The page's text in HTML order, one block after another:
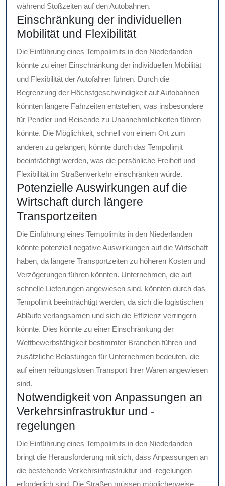
während Stoßzeiten auf den Autobahnen.
Einschränkung der individuellen
Mobilität und Flexibilität
Die Einführung eines Tempolimits in den Niederlanden
könnte zu einer Einschränkung der individuellen Mobilität
und Flexibilität der Autofahrer führen. Durch die
Begrenzung der Höchstgeschwindigkeit auf Autobahnen
könnten längere Fahrzeiten entstehen, was insbesondere
für Pendler und Reisende zu Unannehmlichkeiten führen
könnte. Die Möglichkeit, schnell von einem Ort zum
anderen zu gelangen, könnte durch das Tempolimit
beeinträchtigt werden, was die persönliche Freiheit und
Flexibilität im Straßenverkehr einschränken würde.
Potenzielle Auswirkungen auf die
Wirtschaft durch längere
Transportzeiten
Die Einführung eines Tempolimits in den Niederlanden
könnte potenziell negative Auswirkungen auf die Wirtschaft
haben, da längere Transportzeiten zu höheren Kosten und
Verzögerungen führen könnten. Unternehmen, die auf
schnelle Lieferungen angewiesen sind, könnten durch das
Tempolimit beeinträchtigt werden, da sich die logistischen
Abläufe verlangsamen und sich die Effizienz verringern
könnte. Dies könnte zu einer Einschränkung der
Wettbewerbsfähigkeit bestimmter Branchen führen und
zusätzliche Belastungen für Unternehmen bedeuten, die
auf einen reibungslosen Transport ihrer Waren angewiesen
sind.
Notwendigkeit von Anpassungen an
Verkehrsinfrastruktur und -
regelungen
Die Einführung eines Tempolimits in den Niederlanden
bringt die Herausforderung mit sich, dass Anpassungen an
die bestehende Verkehrsinfrastruktur und -regelungen